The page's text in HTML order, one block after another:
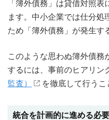
「簿外債務」は貸借対照
ます。中小企業では仕分処
ため「簿外債務」が発生す
このような思わぬ簿外債務
するには、事前のヒアリン
監査）
を徹底して行うこ
統合を計画的に進める必